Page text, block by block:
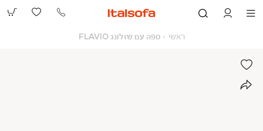
073-
ראשי ראשי
ספה עם שזלונג FLAVIO